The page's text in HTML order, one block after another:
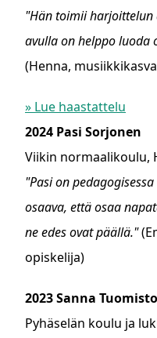
"Hän toimii
avulla on helppo luoda
(Henna,
» Lue haastattelu
2024 Pasi Sorjonen
Viikin normaalikoulu,
"Pasi on
osaava, että osaa
ne edes ovat päällä."
opiskelija)
2023 Sanna Tuomisto
Pyhäselän koulu ja